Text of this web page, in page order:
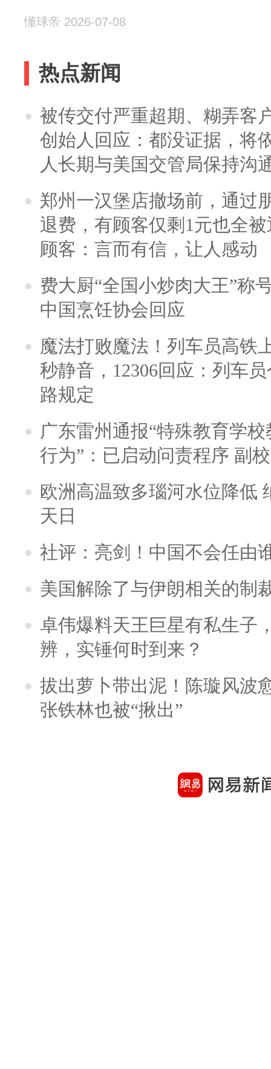
懂球帝 2026-07-08
热点新闻
被传交付严重超期、糊弄客
创始人回应：都没证据，将
人长期与美国交管局保持沟
郑州一汉堡店撤场前，通过
退费，有顾客仅剩1元也全
顾客：言而有信，让人感动
费大厨“全国小炒肉大王”称
中国烹饪协会回应
魔法打败魔法！列车员高铁
秒静音，12306回应：列车
路规定
广东雷州通报“特殊教育学
行为”：已启动问责程序 副
欧洲高温致多瑙河水位降低
天日
社评：亮剑！中国不会任由
美国解除了与伊朗相关的制
卓伟爆料天王巨星有私生子
辨，实锤何时到来？
拔出萝卜带出泥！陈璇风波
张铁林也被“揪出”